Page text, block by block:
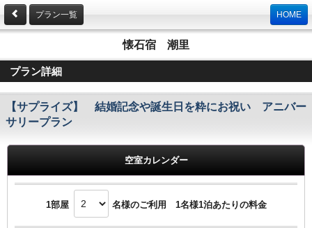
プラン一覧 HOME
懐石宿 潮里
プラン詳細
【サプライズ】 結婚記念や誕生日を粋にお祝い アニバー
サリープラン
空室カレンダー
1部屋 名様のご利用 1名様1泊あたりの料金